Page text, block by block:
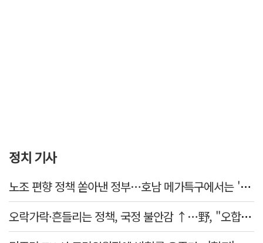
정치 기사
노조 편향 정책 쏟아낸 정부…호남 메가특구에서는 '반노조'?
오락가락·흔들리는 정책, 국정 불안감 ↑…野, "오합지졸"